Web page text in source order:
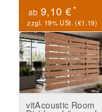
ab 9,10 €*
zzgl. 19% USt. (€1.19)
vitAcoustic Room